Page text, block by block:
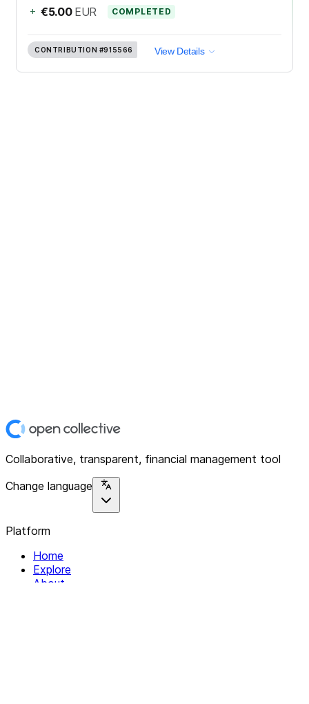
+ €5.00 EUR COMPLETED
CONTRIBUTION #915566 View Details
Collaborative, transparent, financial management tool
Change language
Platform
Home
Explore
About